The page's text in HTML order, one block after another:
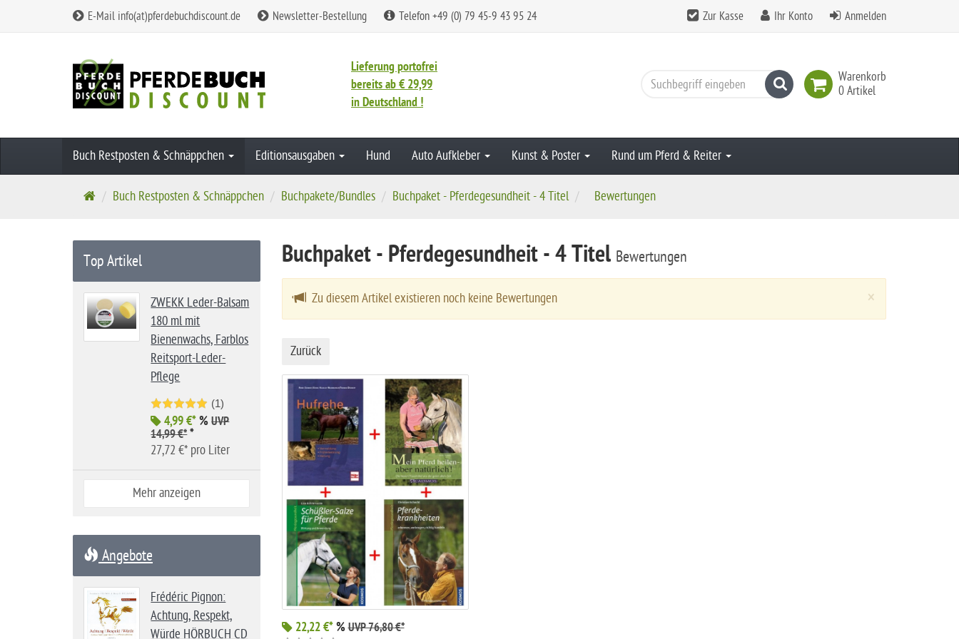
E-Mail info(at)pferdebuchdiscount.de Newsletter-Bestellung Telefon +49 (0) 79 45-9 43 95 24 Zur Kasse Ihr Konto Anmelden
Lieferung portofrei
bereits ab € 29,99
in Deutschland !
Warenkorb
0 Artikel
Suchen
Buch Restposten & Schnäppchen Editionsausgaben Hund Auto Aufkleber Kunst & Poster Rund um Pferd & Reiter
S
t
e
i
t
Buch Restposten & Schnäppchen Buchpakete/Bundles Buchpaket - Pferdegesundheit - 4 Titel Bewertungen
Buchpaket - Pferdegesundheit - 4 Titel Bewertungen
×
Zu diesem Artikel existieren noch keine Bewertungen
Zurück
22,22 €* % UVP 76,80 €*
Top Artikel
ZWEKK Leder-Balsam
180 ml mit
Bienenwachs, Farblos
Reitsport-Leder-
Pflege
(1)
4,99 €*% UVP
14,99 €**
27,72 €* pro Liter
Mehr anzeigen
Angebote
Frédéric Pignon:
Achtung, Respekt,
Würde HÖRBUCH CD